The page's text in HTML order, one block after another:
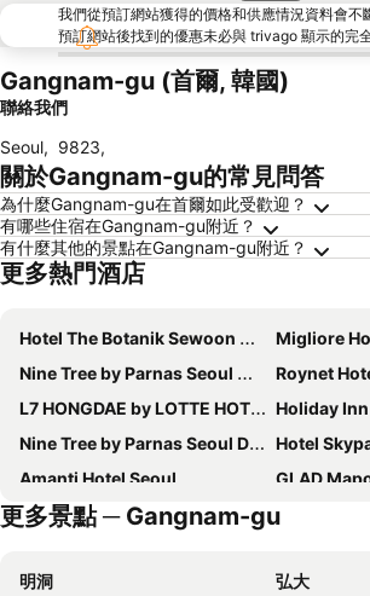
我們從預訂網站獲得的價格和供應情況資料會不
預訂網站後找到的優惠未必與 trivago 顯示的完全
Gangnam-gu (首爾, 韓國)
聯絡我們
Seoul, 9823,
關於Gangnam-gu的常見問答
為什麼Gangnam-gu在首爾如此受歡迎？
有哪些住宿在Gangnam-gu附近？
有什麼其他的景點在Gangnam-gu附近？
更多熱門酒店
Hotel The Botanik Sewoon Myeongdong
Migliore
Nine Tree by Parnas Seoul Myeongdong 2
Roynet
L7 HONGDAE by LOTTE HOTELS
Holiday Inn
Nine Tree by Parnas Seoul Dongdaemun
Hotel Skypark
Amanti Hotel Seoul
GLAD
Nine Tree by Parnas Seoul Myeongdong 1
Stanford
Homes Stay Myeongdong
Mercure
更多景點 ─ Gangnam-gu
明洞
弘大